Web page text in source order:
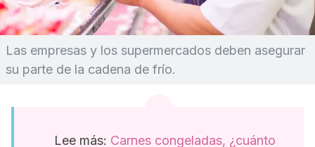
Las empresas y los supermercados deben asegurar
su parte de la cadena de frío.
Lee más: Carnes congeladas, ¿cuánto